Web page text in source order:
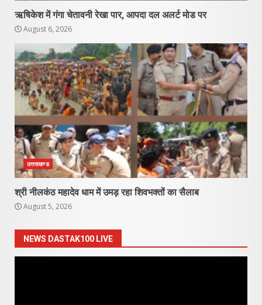
ऋषिकेश में गंगा चेतावनी रेखा पार, आपदा दल अलर्ट मोड पर
August 6, 2026
उत्तराखण्ड
श्री नीलकंठ महादेव धाम में उमड़ रहा शिवभक्तों का सैलाब
August 5, 2026
NEWS DASTAK100 LIVE